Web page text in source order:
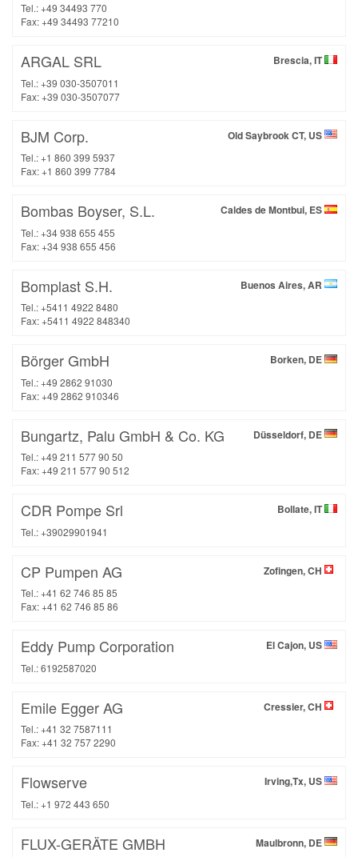
Tel.: +49 34493 770
Fax: +49 34493 77210
Brescia, IT
ARGAL SRL
Tel.: +39 030-3507011
Fax: +39 030-3507077
Old Saybrook CT, US
BJM Corp.
Tel.: +1 860 399 5937
Fax: +1 860 399 7784
Caldes de Montbui, ES
Bombas Boyser, S.L.
Tel.: +34 938 655 455
Fax: +34 938 655 456
Buenos Aires, AR
Bomplast S.H.
Tel.: +5411 4922 8480
Fax: +5411 4922 848340
Borken, DE
Börger GmbH
Tel.: +49 2862 91030
Fax: +49 2862 910346
Düsseldorf, DE
Bungartz, Palu GmbH & Co. KG
Tel.: +49 211 577 90 50
Fax: +49 211 577 90 512
Bollate, IT
CDR Pompe Srl
Tel.: +39029901941
Zofingen, CH
CP Pumpen AG
Tel.: +41 62 746 85 85
Fax: +41 62 746 85 86
El Cajon, US
Eddy Pump Corporation
Tel.: 6192587020
Cressier, CH
Emile Egger AG
Tel.: +41 32 7587111
Fax: +41 32 757 2290
Irving,Tx, US
Flowserve
Tel.: +1 972 443 650
Maulbronn, DE
FLUX-GERÄTE GMBH